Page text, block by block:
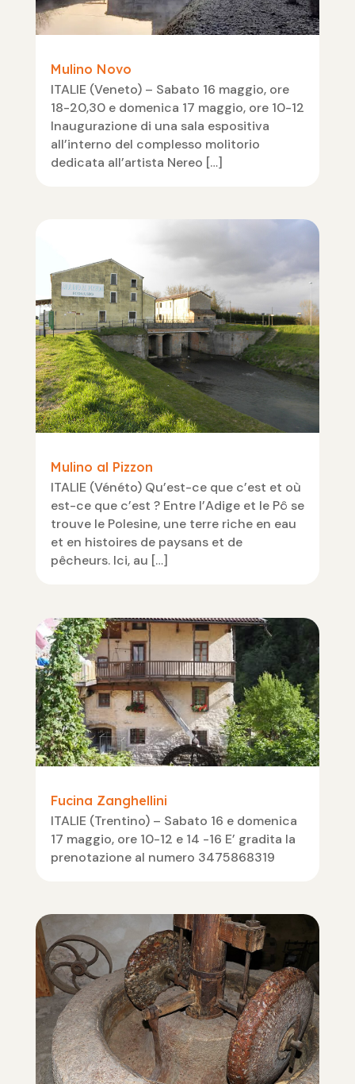
Mulino Novo
ITALIE (Veneto) – Sabato 16 maggio, ore
18-20,30 e domenica 17 maggio, ore 10-12
Inaugurazione di una sala espositiva
all’interno del complesso molitorio
dedicata all’artista Nereo […]
Mulino al Pizzon
ITALIE (Vénéto) Qu’est-ce que c’est et où
est-ce que c’est ? Entre l’Adige et le Pô se
trouve le Polesine, une terre riche en eau
et en histoires de paysans et de
pêcheurs. Ici, au […]
Fucina Zanghellini
ITALIE (Trentino) – Sabato 16 e domenica
17 maggio, ore 10-12 e 14 -16 E’ gradita la
prenotazione al numero 3475868319